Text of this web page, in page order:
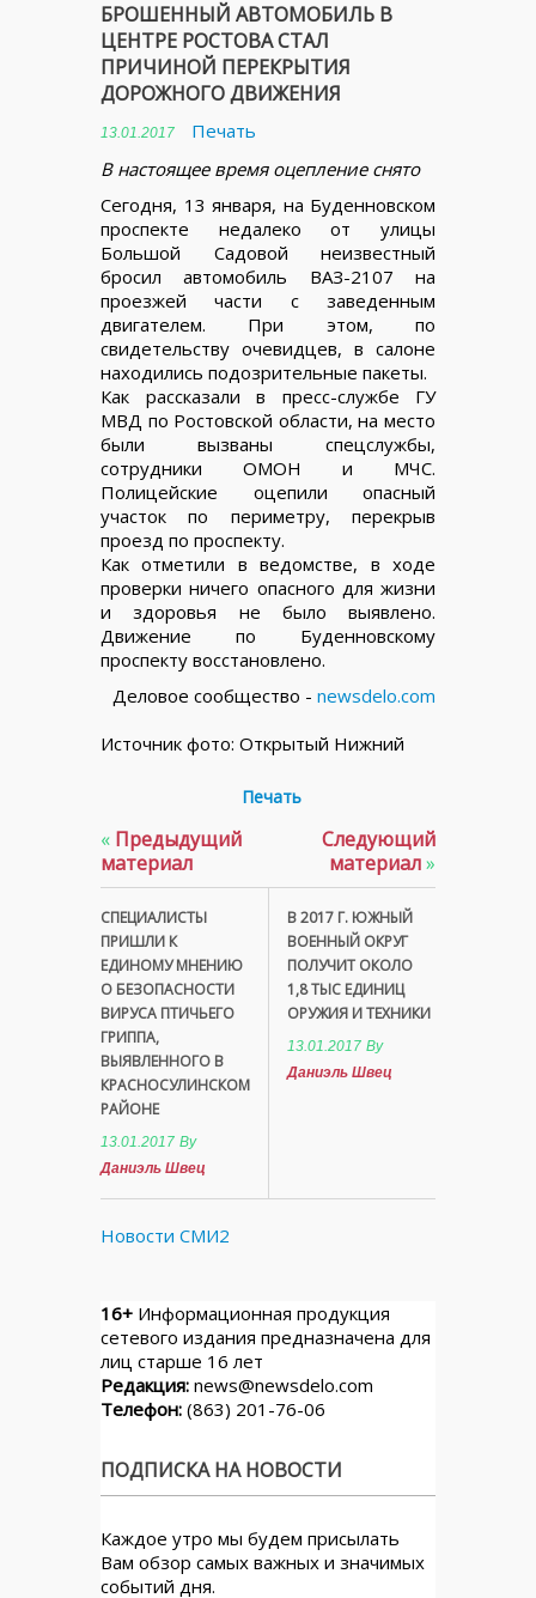
БРОШЕННЫЙ АВТОМОБИЛЬ В
ЦЕНТРЕ РОСТОВА СТАЛ
ПРИЧИНОЙ ПЕРЕКРЫТИЯ
ДОРОЖНОГО ДВИЖЕНИЯ
13.01.2017
Печать
В настоящее время оцепление снято
Сегодня, 13 января, на Буденновском
проспекте недалеко от улицы
Большой Садовой неизвестный
бросил автомобиль ВАЗ-2107 на
проезжей части с заведенным
двигателем. При этом, по
свидетельству очевидцев, в салоне
находились подозрительные пакеты.
Как рассказали в пресс-службе ГУ
МВД по Ростовской области, на место
были вызваны спецслужбы,
сотрудники ОМОН и МЧС.
Полицейские оцепили опасный
участок по периметру, перекрыв
проезд по проспекту.
Как отметили в ведомстве, в ходе
проверки ничего опасного для жизни
и здоровья не было выявлено.
Движение по Буденновскому
проспекту восстановлено.
Деловое сообщество - newsdelo.com
Источник фото: Открытый Нижний
Печать
« Предыдущий
материал
СПЕЦИАЛИСТЫ
ПРИШЛИ К
ЕДИНОМУ МНЕНИЮ
О БЕЗОПАСНОСТИ
ВИРУСА ПТИЧЬЕГО
ГРИППА,
ВЫЯВЛЕННОГО В
КРАСНОСУЛИНСКОМ
РАЙОНЕ
13.01.2017 By
Даниэль Швец
Следующий
материал»
В 2017 Г. ЮЖНЫЙ
ВОЕННЫЙ ОКРУГ
ПОЛУЧИТ ОКОЛО
1,8 ТЫС ЕДИНИЦ
ОРУЖИЯ И ТЕХНИКИ
13.01.2017 By
Даниэль Швец
Новости СМИ2
16+ Информационная продукция
сетевого издания предназначена для
лиц старше 16 лет
Редакция: news@newsdelo.com
Телефон: (863) 201-76-06
ПОДПИСКА НА НОВОСТИ
Каждое утро мы будем присылать
Вам обзор самых важных и значимых
событий дня.